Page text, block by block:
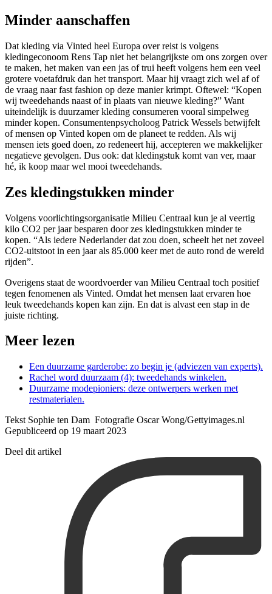
Minder aanschaffen
Dat kleding via Vinted heel Europa over reist is volgens
kledingeconoom Rens Tap niet het belangrijkste om ons zorgen over
te maken, het maken van een jas of trui heeft volgens hem een veel
grotere voetafdruk dan het transport. Maar hij vraagt zich wel af of
de vraag naar fast fashion op deze manier krimpt. Oftewel: “Kopen
wij tweedehands naast of in plaats van nieuwe kleding?” Want
uiteindelijk is duurzamer kleding consumeren vooral simpelweg
minder kopen. Consumentenpsycholoog Patrick Wessels betwijfelt
of mensen op Vinted kopen om de planeet te redden. Als wij
mensen iets goed doen, zo redeneert hij, accepteren we makkelijker
negatieve gevolgen. Dus ook: dat kledingstuk komt van ver, maar
hé, ik koop maar wel mooi tweedehands.
Zes kledingstukken minder
Volgens voorlichtingsorganisatie Milieu Centraal kun je al veertig
kilo CO2 per jaar besparen door zes kledingstukken minder te
kopen. “Als iedere Nederlander dat zou doen, scheelt het net zoveel
CO2-uitstoot in een jaar als 85.000 keer met de auto rond de wereld
rijden”.
Overigens staat de woordvoerder van Milieu Centraal toch positief
tegen fenomenen als Vinted. Omdat het mensen laat ervaren hoe
leuk tweedehands kopen kan zijn. En dat is alvast een stap in de
juiste richting.
Meer lezen
Een duurzame garderobe: zo begin je (adviezen van experts).
Rachel word duurzaam (4): tweedehands winkelen.
Duurzame modepioniers: deze ontwerpers werken met
restmaterialen.
Tekst Sophie ten Dam Fotografie Oscar Wong/Gettyimages.nl
Gepubliceerd op 19 maart 2023
Deel dit artikel